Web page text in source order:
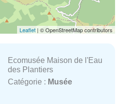
Leaflet | © OpenStreetMap contributors
Ecomusée Maison de l'Eau
des Plantiers
Catégorie : Musée